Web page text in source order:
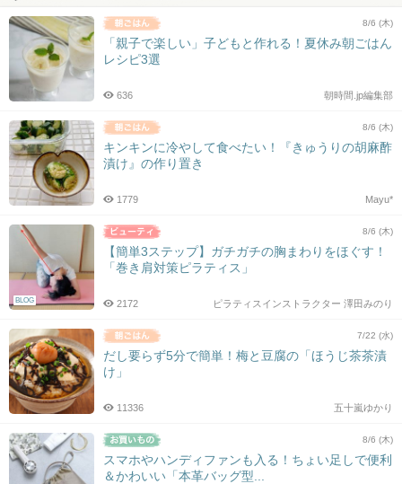
8/6 (木)
「親子で楽しい」子どもと作れる！夏休み朝ごはん
レシピ3選
朝時間.jp編集部
636
8/6 (木)
キンキンに冷やして食べたい！『きゅうりの胡麻酢
漬け』の作り置き
Mayu*
1779
BLOG
8/6 (木)
【簡単3ステップ】ガチガチの胸まわりをほぐす！
「巻き肩対策ピラティス」
ピラティスインストラクター 澤田みのり
2172
7/22 (水)
だし要らず5分で簡単！梅と豆腐の「ほうじ茶茶漬
け」
五十嵐ゆかり
11336
8/6 (木)
スマホやハンディファンも入る！ちょい足しで便利
＆かわいい「本革バッグ型...